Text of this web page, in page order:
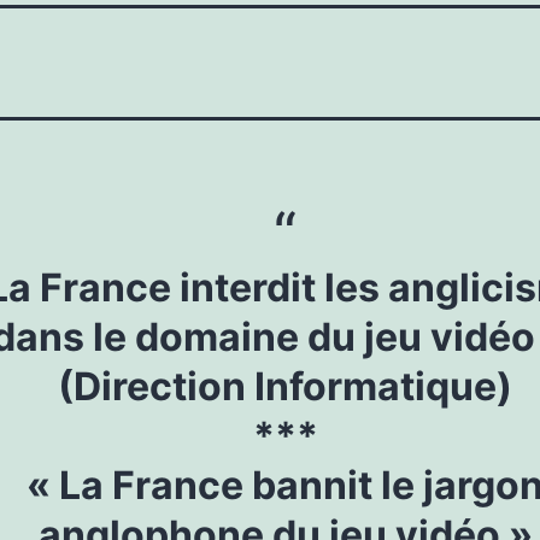
France interdit les
le domaine du jeu
(Direction Informatique)
***
« La France bannit le jargon